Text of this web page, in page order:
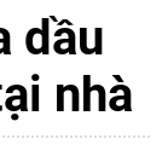
dầu
nhà